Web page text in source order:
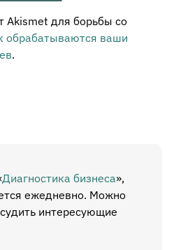
Akismet для борьбы со
обрабатываются ваши
.
Диагностика бизнеса»,
ежедневно. Можно
интересующие